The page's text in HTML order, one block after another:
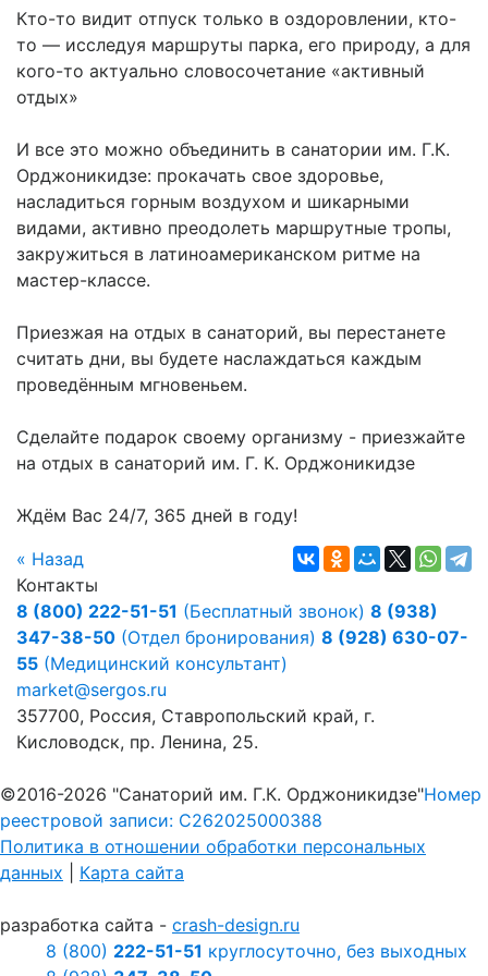
Кто-то видит отпуск только в оздоровлении, кто-
то — исследуя маршруты парка, его природу, а для
кого-то актуально словосочетание «активный
отдых»
И все это можно объединить в санатории им. Г.К.
Орджоникидзе: прокачать свое здоровье,
насладиться горным воздухом и шикарными
видами, активно преодолеть маршрутные тропы,
закружиться в латиноамериканском ритме на
мастер-классе.
Приезжая на отдых в санаторий, вы перестанете
считать дни, вы будете наслаждаться каждым
проведённым мгновеньем.
Сделайте подарок своему организму - приезжайте
на отдых в санаторий им. Г. К. Орджоникидзе
Ждём Вас 24/7, 365 дней в году!
« Назад
Контакты
8 (800) 222-51-51 (Бесплатный звонок) 8 (938)
347-38-50 (Отдел бронирования) 8 (928) 630-07-
55 (Медицинский консультант)
market@sergos.ru
357700, Россия, Ставропольский край, г.
Кисловодск, пр. Ленина, 25.
©2016-2026 "Санаторий им. Г.К. Орджоникидзе"Номер
реестровой записи: С262025000388
Политика в отношении обработки персональных
данных
Карта сайта
разработка сайта - crash-design.ru
8 (800) 222-51-51 круглосуточно, без выходных